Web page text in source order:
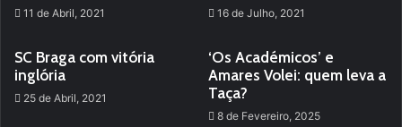
11 de Abril, 2021 16 de Julho, 2021
SC Braga com vitória
inglória
25 de Abril, 2021
‘Os Académicos’ e
Amares Volei: quem leva a
Taça?
8 de Fevereiro, 2025